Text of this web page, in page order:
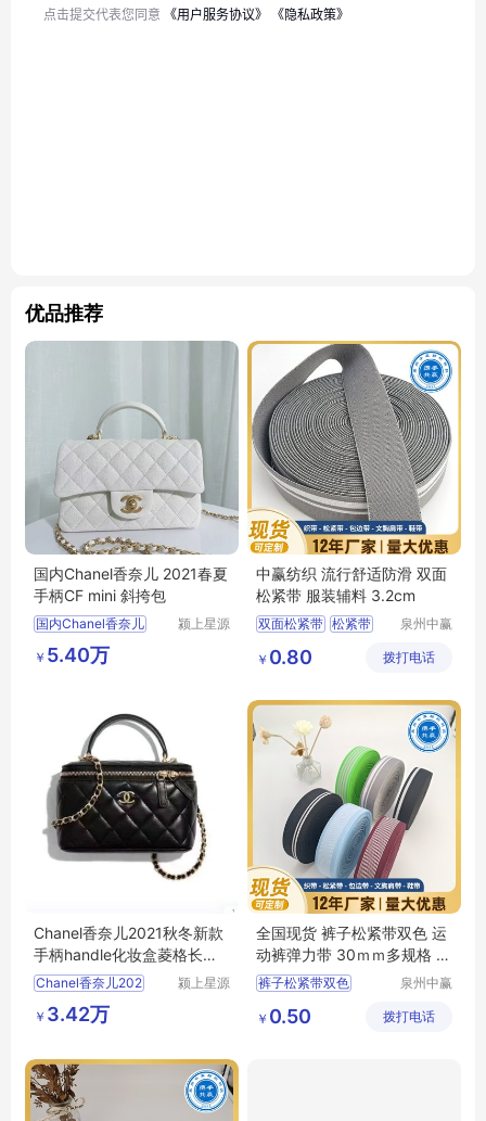
优品推荐
国内Chanel香奈儿 2021春夏
手柄CF mini 斜挎包
国内Chanel香奈儿
颍上星源
￥ 5.40万
中赢纺织 流行舒适防滑 双面
松紧带 服装辅料 3.2cm
双面松紧带 松紧带
流行舒适防滑
泉州中赢
有限公司
￥ 0.80 拨打电话
Chanel香奈儿2021秋冬新款
手柄handle化妆盒菱格长盒
子羊皮亮金扣
Chanel香奈儿202
颍上星源
￥ 3.42万
全国现货 裤子松紧带双色 运
动裤弹力带 30ｍｍ多规格 可
定制
裤子松紧带双色
泉州中赢
有限公司
￥ 0.50 拨打电话